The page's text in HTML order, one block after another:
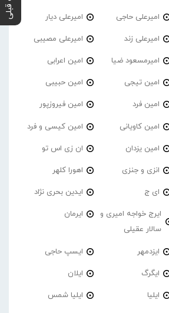
امیرعلی حاجی امیرعلی دیار
امیرعلی زند امیرعلی مصیبی
امیرمسعود ضیا امین اعرابی
امین تیجی امین حبیبی
امین فرد امین فیروزپور
امین کاویانی امین کیسی و فرد
امین یزدان ان زی اس تو
انزی و جنزی اهورا کلهر
ای ج ایدین بحری نژاد
ایرج خواجه امیری و
سالار عقیلی
ایرمان
ایزدمهر ایسپ حاجی
ایگرگ ایلان
ایلیا ایلیا شمس